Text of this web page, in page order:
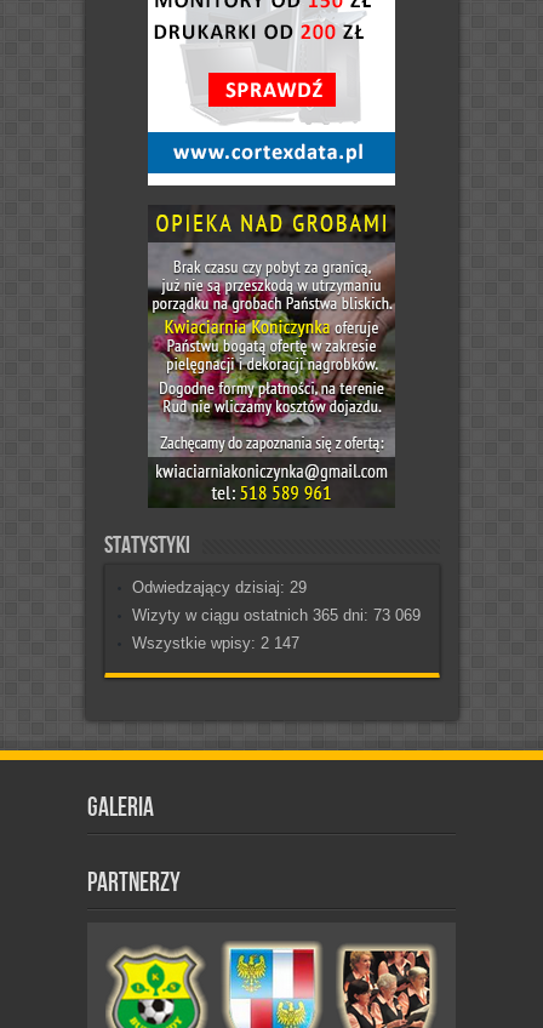
Statystyki
Odwiedzający dzisiaj: 29
Wizyty w ciągu ostatnich 365 dni: 73 069
Wszystkie wpisy: 2 147
Galeria
Partnerzy